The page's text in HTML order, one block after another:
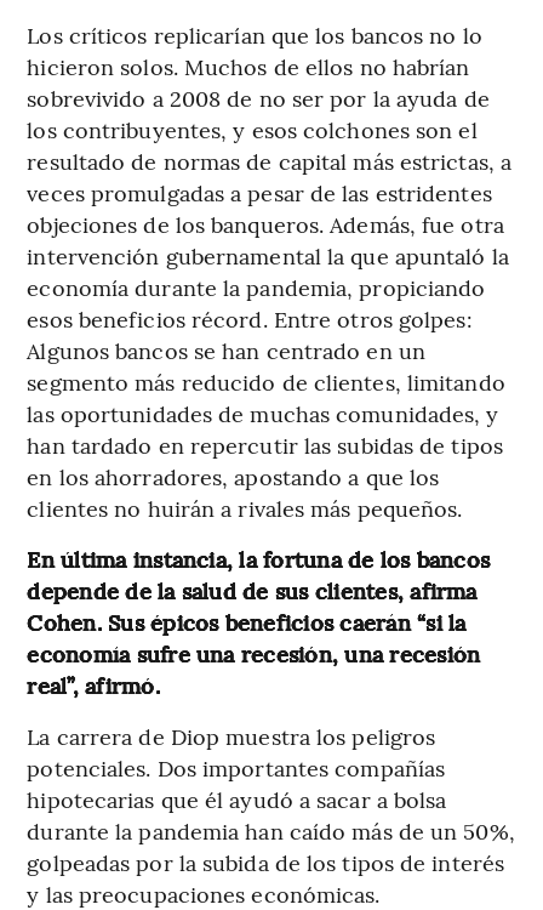
Los críticos replicarían que los bancos no lo
hicieron solos. Muchos de ellos no habrían
sobrevivido a 2008 de no ser por la ayuda de
los contribuyentes, y esos colchones son el
resultado de normas de capital más estrictas, a
veces promulgadas a pesar de las estridentes
objeciones de los banqueros. Además, fue otra
intervención gubernamental la que apuntaló la
economía durante la pandemia, propiciando
esos beneficios récord. Entre otros golpes:
Algunos bancos se han centrado en un
segmento más reducido de clientes, limitando
las oportunidades de muchas comunidades, y
han tardado en repercutir las subidas de tipos
en los ahorradores, apostando a que los
clientes no huirán a rivales más pequeños.
En última instancia, la fortuna de los bancos
depende de la salud de sus clientes, afirma
Cohen. Sus épicos beneficios caerán “si la
economía sufre una recesión, una recesión
real”, afirmó.
La carrera de Diop muestra los peligros
potenciales. Dos importantes compañías
hipotecarias que él ayudó a sacar a bolsa
durante la pandemia han caído más de un 50%,
golpeadas por la subida de los tipos de interés
y las preocupaciones económicas.